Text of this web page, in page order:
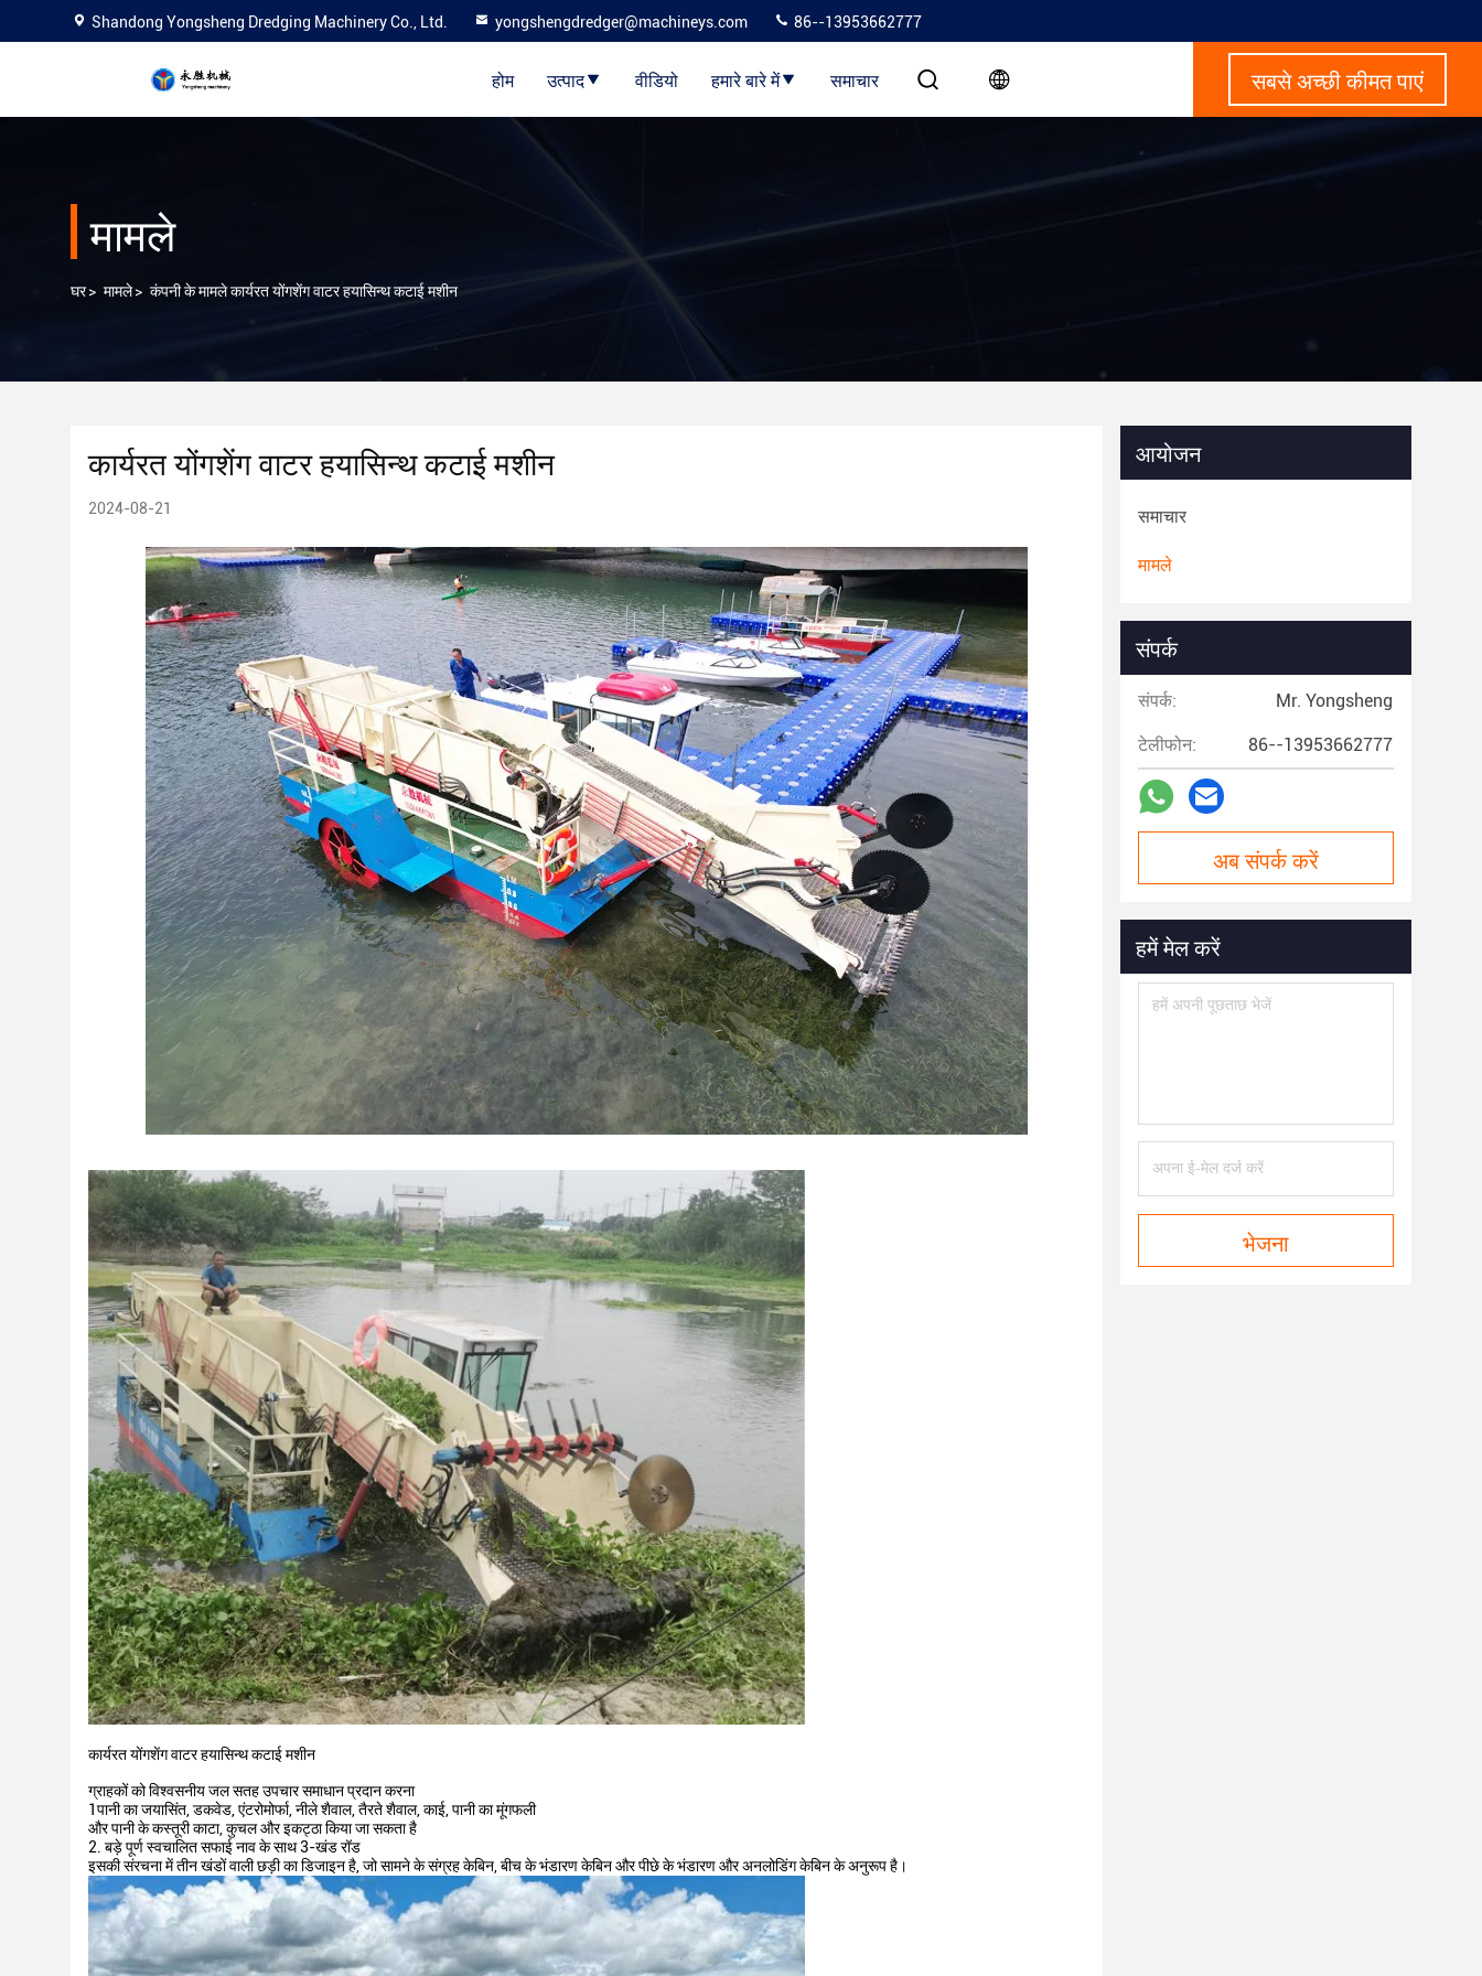
Shandong Yongsheng Dredging Machinery Co., Ltd. yongshengdredger@machineys.com 86--13953662777
होम उत्पाद वीडियो हमारे बारे में समाचार सबसे अच्छी कीमत पाएं
मामले
घर> मामले> कंपनी के मामले कार्यरत योंगशेंग वाटर हयासिन्थ कटाई मशीन
कार्यरत योंगशेंग वाटर हयासिन्थ कटाई मशीन
2024-08-21
कार्यरत योंगशेंग वाटर हयासिन्थ कटाई मशीन
ग्राहकों को विश्वसनीय जल सतह उपचार समाधान प्रदान करना
1पानी का जयासिंत, डकवेड, एंटरोमोर्फा, नीले शैवाल, तैरते शैवाल, काई, पानी का मूंगफली
और पानी के कस्तूरीकाटा, कुचल और इकट्ठा किया जा सकता है
2. बड़े पूर्ण स्वचालित सफाई नाव के साथ 3-खंड रॉड
इसकी संरचना में तीन खंडों वाली छड़ी का डिजाइन है, जो सामने के संग्रह केबिन, बीच के भंडारण केबिन और पीछे के भंडारण और अनलोडिंग केबिन के अनुरूप है।
आयोजन
समाचार
मामले
संपर्क
संपर्क: Mr. Yongsheng
टेलीफोन: 86--13953662777
अब संपर्क करें
हमें मेल करें
भेजना